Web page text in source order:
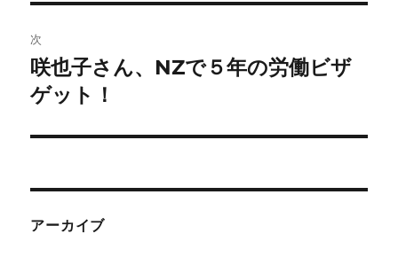
ビ
ゲ
ー
シ
ン
投
稿:
次
次
の
稿:
咲也子さん、NZで５年の労働ビザ
ゲット！
アーカイブ